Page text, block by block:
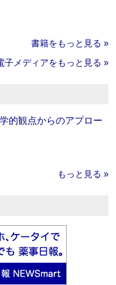
書籍をもっと見る »
子メディアをもっと見る »
的観点からのアプロー
もっと見る »